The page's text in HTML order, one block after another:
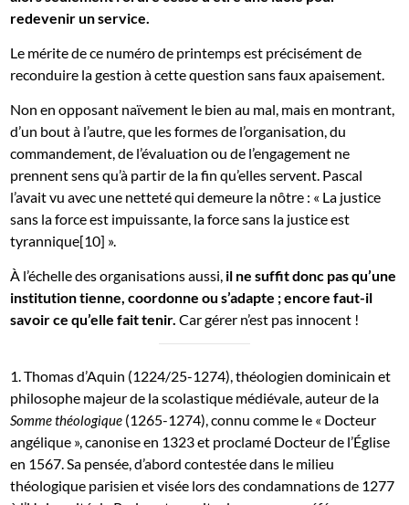
redevenir un service.
Le mérite de ce numéro de printemps est précisément de
reconduire la gestion à cette question sans faux apaisement.
Non en opposant naïvement le bien au mal, mais en montrant,
d’un bout à l’autre, que les formes de l’organisation, du
commandement, de l’évaluation ou de l’engagement ne
prennent sens qu’à partir de la fin qu’elles servent. Pascal
l’avait vu avec une netteté qui demeure la nôtre : « La justice
sans la force est impuissante, la force sans la justice est
tyrannique[10] ».
À l’échelle des organisations aussi, il ne suffit donc pas qu’une
institution tienne, coordonne ou s’adapte ; encore faut-il
savoir ce qu’elle fait tenir.Car gérer n’est pas innocent !
1. Thomas d’Aquin (1224/25-1274), théologien dominicain et
philosophe majeur de la scolastique médiévale, auteur de la
Somme théologique (1265-1274), connu comme le « Docteur
angélique », canonise en 1323 et proclamé Docteur de l’Église
en 1567. Sa pensée, d’abord contestée dans le milieu
théologique parisien et visée lors des condamnations de 1277